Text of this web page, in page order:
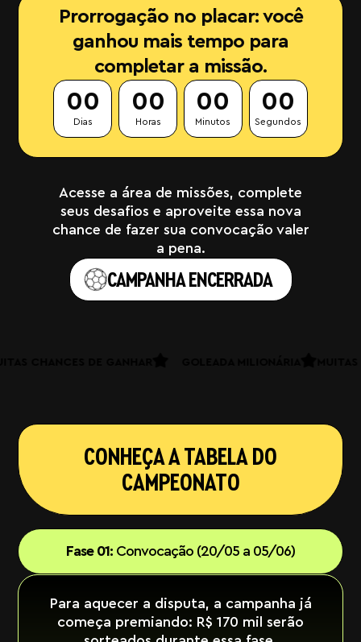
Prorrogação no placar: você
ganhou mais tempo para
completar a missão.
00
Dias
00
Horas
00
Minutos
00
Segundos
Acesse a área de missões, complete
seus desafios e aproveite essa nova
chance de fazer sua convocação valer
a pena.
CAMPANHA ENCERRADA
CONHEÇA A TABELA DO
CAMPEONATO
Fase 01: Convocação (20/05 a 05/06)
Para aquecer a disputa, a campanha já
começa premiando: R$ 170 mil serão